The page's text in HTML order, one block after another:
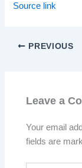
Source link
PREVIOUS
Leave a
Your email
fields are